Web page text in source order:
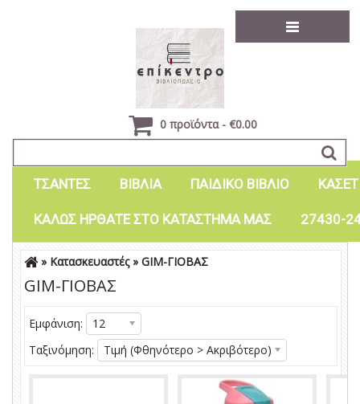
0 προϊόντα - €0.00
ΤΣΑΝΤΕΣ ΒΙΒΛΙΑ ΠΑΙΔΙΚΟ ΒΙΒΛΙΟ
ΚΑΛΩΣ ΗΡΘΑΤΕ ΣΤΟ ΚΑΤΑΣΤΗΜΑ ΜΑΣ 27430-
Είσοδος Εγγραφή
» Κατασκευαστές» GIM-ΓΙΟΒΑΣ
GIM-ΓΙΟΒΑΣ
Εμφάνιση:
12
Ταξινόμηση:
Τιμή (Φθηνότερο > Ακριβότερο)